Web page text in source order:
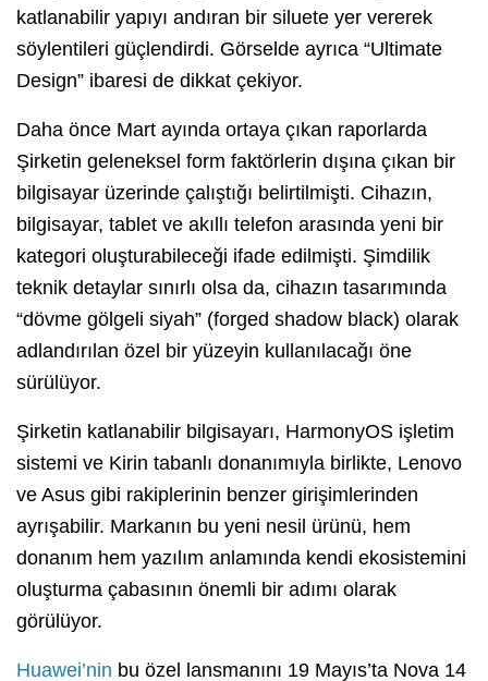
katlanabilir yapıyı andıran bir siluete yer vererek
söylentileri güçlendirdi. Görselde ayrıca “Ultimate
Design” ibaresi de dikkat çekiyor.
Daha önce Mart ayında ortaya çıkan raporlarda
Şirketin geleneksel form faktörlerin dışına çıkan bir
bilgisayar üzerinde çalıştığı belirtilmişti. Cihazın,
bilgisayar, tablet ve akıllı telefon arasında yeni bir
kategori oluşturabileceği ifade edilmişti. Şimdilik
teknik detaylar sınırlı olsa da, cihazın tasarımında
“dövme gölgeli siyah” (forged shadow black) olarak
adlandırılan özel bir yüzeyin kullanılacağı öne
sürülüyor.
Şirketin katlanabilir bilgisayarı, HarmonyOS işletim
sistemi ve Kirin tabanlı donanımıyla birlikte, Lenovo
ve Asus gibi rakiplerinin benzer girişimlerinden
ayrışabilir. Markanın bu yeni nesil ürünü, hem
donanım hem yazılım anlamında kendi ekosistemini
oluşturma çabasının önemli bir adımı olarak
görülüyor.
Huawei’nin bu özel lansmanını 19 Mayıs’ta Nova 14